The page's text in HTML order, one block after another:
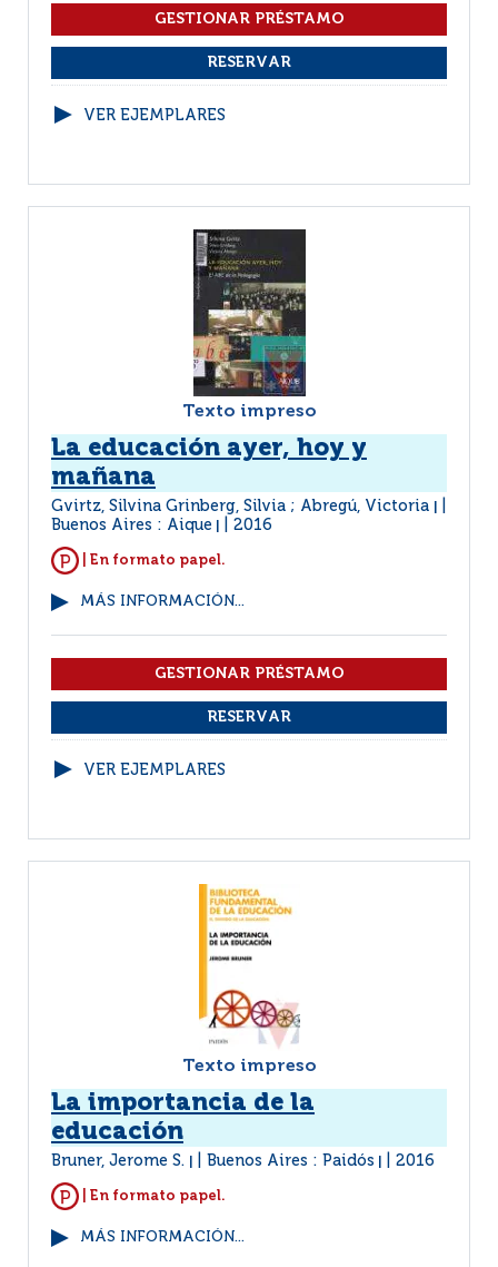
VER EJEMPLARES
Texto impreso
La educación ayer, hoy y
mañana
Gvirtz, Silvina Grinberg, Silvia ; Abregú, Victoria
Buenos Aires : Aique 2016
| En formato papel.
MÁS INFORMACIÓN...
VER EJEMPLARES
Texto impreso
La importancia de la
educación
Bruner, Jerome S. Buenos Aires : Paidós 2016
| En formato papel.
MÁS INFORMACIÓN...